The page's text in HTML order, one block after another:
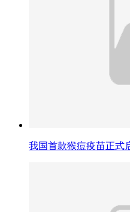
我国首款猴痘疫苗正式